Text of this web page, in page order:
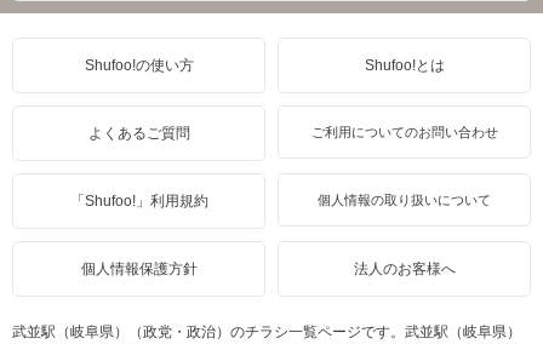
Shufoo!の使い方 Shufoo!とは
よくあるご質問 ご利用についてのお問い合わせ
「Shufoo!」利用規約 個人情報の取り扱いについて
個人情報保護方針 法人のお客様へ
武並駅（岐阜県）（政党・政治）のチラシ一覧ページです。武並駅（岐阜県）